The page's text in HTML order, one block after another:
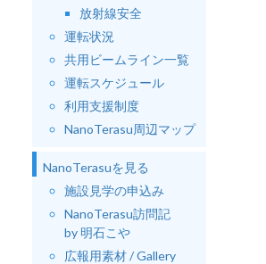
放射線安全
運転状況
共用ビームライン一覧
運転スケジュール
利用支援制度
NanoTerasu周辺マップ
NanoTerasuを見る
施設見学の申込み
NanoTerasu訪問記
by 明石こや
広報用素材 / Gallery